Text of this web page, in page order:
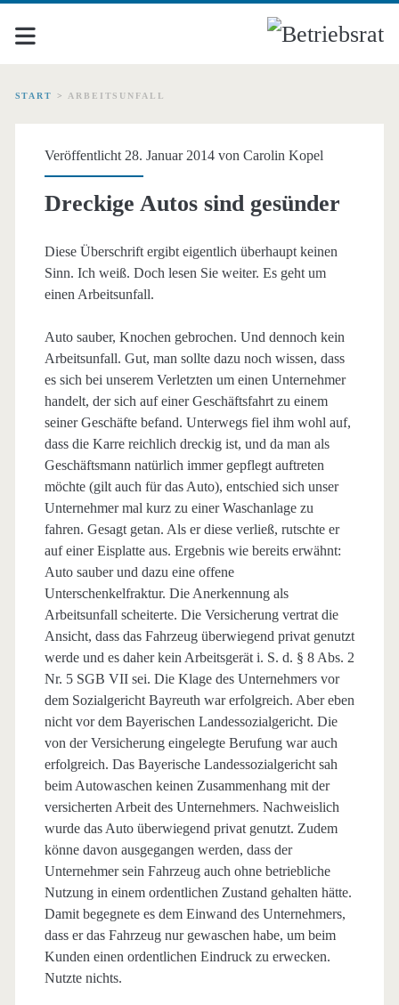
START > ARBEITSUNFALL
Schlagwort:
<span>Arbeitsunfall</
Veröffentlicht 28. Januar 2014 von Carolin Kopel
Dreckige Autos sind gesünder
Diese Überschrift ergibt eigentlich überhaupt keinen
Sinn. Ich weiß. Doch lesen Sie weiter. Es geht um
einen Arbeitsunfall.
Auto sauber, Knochen gebrochen. Und dennoch kein
Arbeitsunfall. Gut, man sollte dazu noch wissen, dass
es sich bei unserem Verletzten um einen Unternehmer
handelt, der sich auf einer Geschäftsfahrt zu einem
seiner Geschäfte befand. Unterwegs fiel ihm wohl auf,
dass die Karre reichlich dreckig ist, und da man als
Geschäftsmann natürlich immer gepflegt auftreten
möchte (gilt auch für das Auto), entschied sich unser
Unternehmer mal kurz zu einer Waschanlage zu
fahren. Gesagt getan. Als er diese verließ, rutschte er
auf einer Eisplatte aus. Ergebnis wie bereits erwähnt:
Auto sauber und dazu eine offene
Unterschenkelfraktur. Die Anerkennung als
Arbeitsunfall scheiterte. Die Versicherung vertrat die
Ansicht, dass das Fahrzeug überwiegend privat genutzt
werde und es daher kein Arbeitsgerät i. S. d. § 8 Abs. 2
Nr. 5 SGB VII sei. Die Klage des Unternehmers vor
dem Sozialgericht Bayreuth war erfolgreich. Aber eben
nicht vor dem Bayerischen Landessozialgericht. Die
von der Versicherung eingelegte Berufung war auch
erfolgreich. Das Bayerische Landessozialgericht sah
beim Autowaschen keinen Zusammenhang mit der
versicherten Arbeit des Unternehmers. Nachweislich
wurde das Auto überwiegend privat genutzt. Zudem
könne davon ausgegangen werden, dass der
Unternehmer sein Fahrzeug auch ohne betriebliche
Nutzung in einem ordentlichen Zustand gehalten hätte.
Damit begegnete es dem Einwand des Unternehmers,
dass er das Fahrzeug nur gewaschen habe, um beim
Kunden einen ordentlichen Eindruck zu erwecken.
Nutzte nichts.